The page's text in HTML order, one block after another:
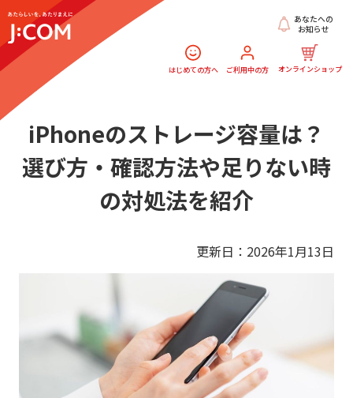
はじめての方へ ご利用中の方 オンラインショップ
あなたへの
お知らせ
iPhoneのストレージ容量は？
選び方・確認方法や足りない時
の対処法を紹介
更新日：2026年1月13日